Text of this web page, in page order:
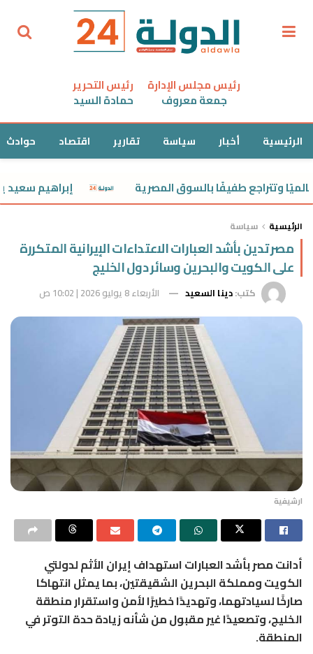
رئيس مجلس الإدارة
جمعة معروف
رئيس التحرير
حمادة السيد
الرئيسية أخبار سياسة تقارير اقتصاد حوادث
إبراهيم سعيد يسدد 486 ألف جنيه قيمة النفقة
الرئيسية سياسة
مصر تدين بأشد العبارات الاعتداءات الإيرانية المتكررة
على الكويت والبحرين وسائر دول الخليج
كتب:دينا السعيد الأربعاء 8 يوليو 2026 | 10:02 ص
ارشيفية
أدانت مصر بأشد العبارات استهداف إيران الأثم لدولتي
الكويت ومملكة البحرين الشقيقتين، بما يمثل انتهاكا
صارخًا لسيادتهما، وتهديدًا خطيرًا لأمن واستقرار منطقة
الخليج، وتصعيدًا غير مقبول من شأنه زيادة حدة التوتر في
المنطقة.